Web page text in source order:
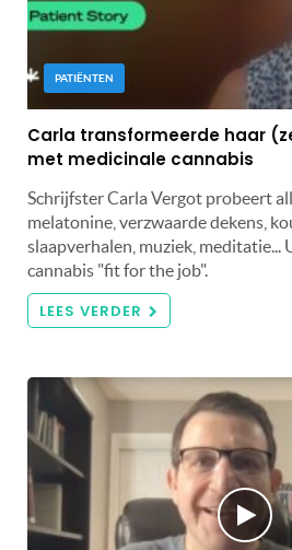
PATIËNTEN
Carla transformeerde haar
met medicinale cannabis
Schrijfster Carla Vergot probeert
melatonine, verzwaarde dekens,
slaapverhalen, muziek,
cannabis "fit for the job".
LEES VERDER